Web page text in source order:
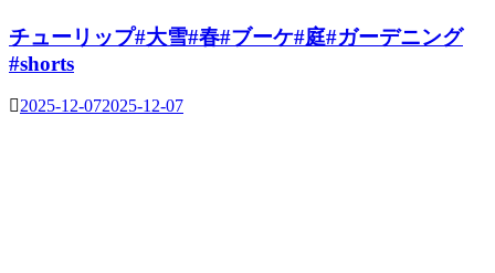
チューリップ#大雪#春#ブーケ#庭#ガーデニング
#shorts
2025-12-072025-12-07